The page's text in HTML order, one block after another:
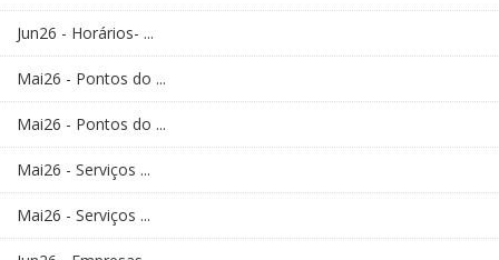
Jun26 - Horários- ...
Mai26 - Pontos do ...
Mai26 - Pontos do ...
Mai26 - Serviços ...
Mai26 - Serviços ...